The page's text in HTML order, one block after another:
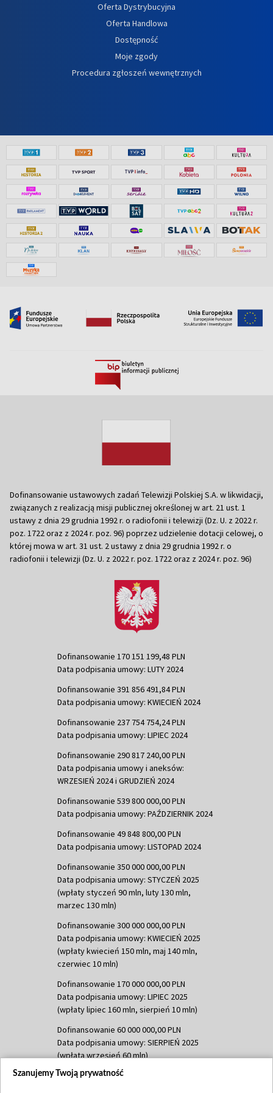
Oferta Dystrybucyjna
Oferta Handlowa
Dostępność
Moje zgody
Procedura zgłoszeń wewnętrznych
Dofinansowanie ustawowych zadań Telewizji Polskiej S.A. w likwidacji,
związanych z realizacją misji publicznej określonej w art. 21 ust. 1
ustawy z dnia 29 grudnia 1992 r. o radiofonii i telewizji (Dz. U. z 2022 r.
poz. 1722 oraz z 2024 r. poz. 96) poprzez udzielenie dotacji celowej, o
której mowa w art. 31 ust. 2 ustawy z dnia 29 grudnia 1992 r. o
radiofonii i telewizji (Dz. U. z 2022 r. poz. 1722 oraz z 2024 r. poz. 96)
Dofinansowanie 170 151 199,48 PLN
Data podpisania umowy: LUTY 2024
Dofinansowanie 391 856 491,84 PLN
Data podpisania umowy: KWIECIEŃ 2024
Dofinansowanie 237 754 754,24 PLN
Data podpisania umowy: LIPIEC 2024
Dofinansowanie 290 817 240,00 PLN
Data podpisania umowy i aneksów:
WRZESIEŃ 2024 i GRUDZIEŃ 2024
Dofinansowanie 539 800 000,00 PLN
Data podpisania umowy: PAŹDZIERNIK 2024
Dofinansowanie 49 848 800,00 PLN
Data podpisania umowy: LISTOPAD 2024
Dofinansowanie 350 000 000,00 PLN
Data podpisania umowy: STYCZEŃ 2025
(wpłaty styczeń 90 mln, luty 130 mln,
marzec 130 mln)
Dofinansowanie 300 000 000,00 PLN
Data podpisania umowy: KWIECIEŃ 2025
(wpłaty kwiecień 150 mln, maj 140 mln,
czerwiec 10 mln)
Dofinansowanie 170 000 000,00 PLN
Data podpisania umowy: LIPIEC 2025
(wpłaty lipiec 160 mln, sierpień 10 mln)
Dofinansowanie 60 000 000,00 PLN
Data podpisania umowy: SIERPIEŃ 2025
(wpłata wrzesień 60 mln)
Dofinansowanie 635 783 051,21 PLN
Szanujemy Twoją prywatność